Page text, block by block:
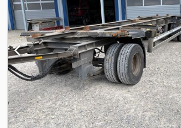
Pótkerék 3 szerszámosláda Dsdpfx Afjztiy
csereszekrények nagy számban raktáron!
– EMAILT NE KÜLDJÖN! ##### ORSZÁGOS
NÉMETORSZÁGBAN LEHETSÉGES! A MEPO-
HASZONGÉPJÁRMŰVEK 1983 ÓTA SZÁLLÍT!
IDŐPONTEGYEZTETÉSSEL! #####